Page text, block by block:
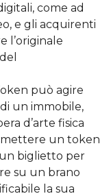
come ad
e gli acquirenti
l’originale
può agire
un immobile,
d’arte fisica
un token
biglietto per
su un brano
la sua